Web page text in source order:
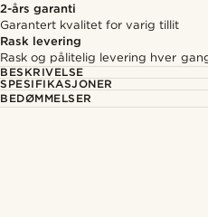
2-års garanti
Garantert kvalitet for varig tillit
Rask levering
Rask og pålitelig levering hver
BESKRIVELSE
SPESIFIKASJONER
BEDØMMELSER